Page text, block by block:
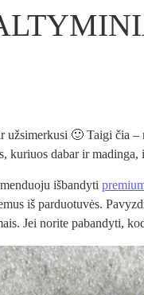
užsimerkusi 🙂 Taigi čia
kuriuos dabar ir
išbandyti
iš parduotuvės.
Jei norite pabandyti,